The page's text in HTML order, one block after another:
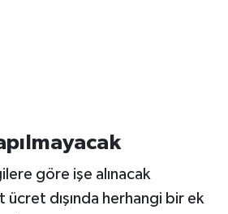
göre işe alınacak
ücret dışında herhangi bir ek